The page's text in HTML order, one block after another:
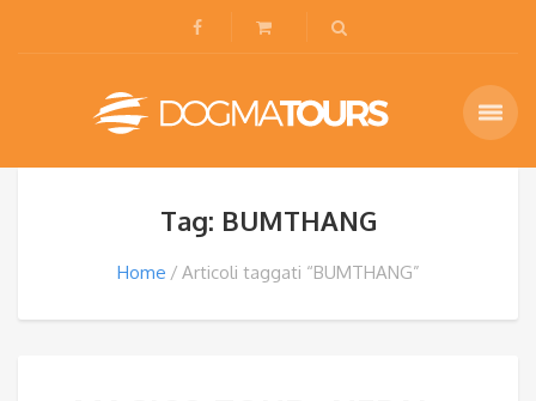
Tag: BUMTHANG
Home Articoli taggati “BUMTHANG”